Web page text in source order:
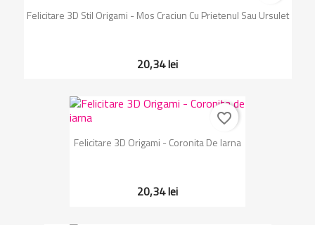
Felicitare 3D Stil Origami - Mos Craciun Cu Prietenul Sau Ursulet
20,34 lei
Felicitare 3D Origami - Coronita De Iarna
20,34 lei
favorite_border